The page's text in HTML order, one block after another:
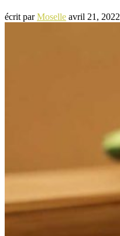
écrit parMoselle avril 21, 2022